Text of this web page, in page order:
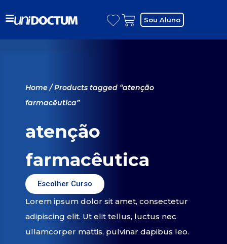
Sou Aluno
Home/ Products tagged “atenção
farmacêutica”
atenção
farmacêutica
Escolher Curso
Lorem ipsum dolor sit amet, consectetur
adipiscing elit. Ut elit tellus, luctus nec
ullamcorper mattis, pulvinar dapibus leo.